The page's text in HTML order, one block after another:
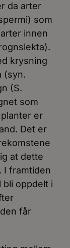
da arter
som
innen
krysning
(syn.
(S.
som
er
Det er
at dette
I framtiden
bli oppdelt i
får